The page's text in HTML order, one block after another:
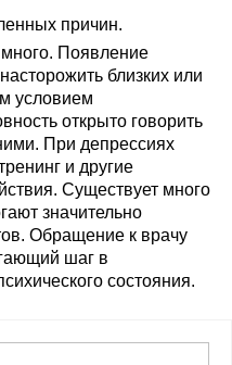
причин.
Появление
близких или
условием
открыто говорить
При депрессиях
и другие
Существует много
значительно
Обращение к врачу
шаг в
состояния.